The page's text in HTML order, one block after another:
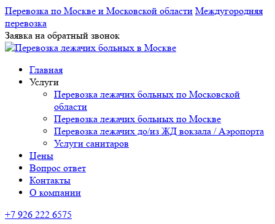
Перевозка по Москве и Московской области Междугородняя
перевозка
Заявка на обратный звонок
Главная
Услуги
Перевозка лежачих больных по Московской
области
Перевозка лежачих больных по Москве
Перевозка лежачих до/из ЖД вокзала / Аэропорта
Услуги санитаров
Цены
Вопрос ответ
Контакты
О компании
+7 926 222 6575